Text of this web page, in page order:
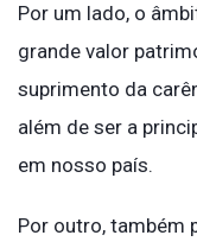
Por um lado, o
grande valor
suprimento da
além de ser a
em nosso país.
Por outro, também